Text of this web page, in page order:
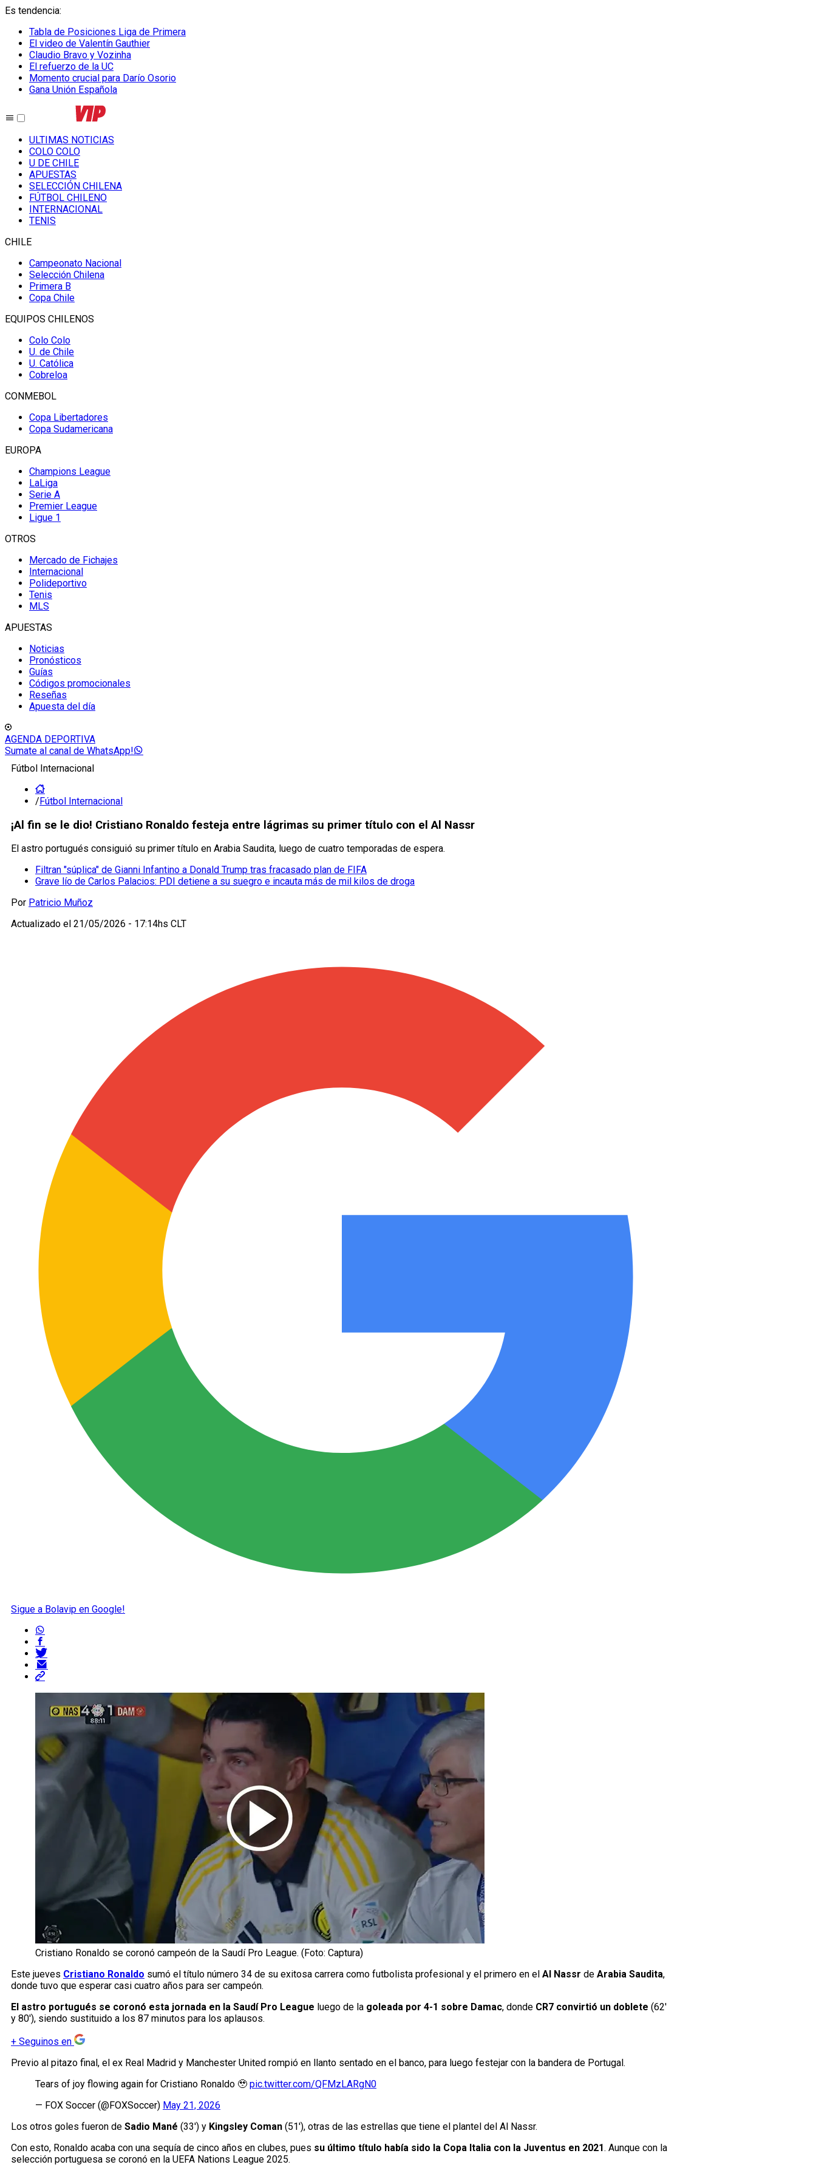
Es tendencia:
Tabla de Posiciones Liga de Primera
El video de Valentín Gauthier
Claudio Bravo y Vozinha
El refuerzo de la UC
Momento crucial para Darío Osorio
Gana Unión Española
ULTIMAS NOTICIAS
COLO COLO
U DE CHILE
APUESTAS
SELECCIÓN CHILENA
FÚTBOL CHILENO
INTERNACIONAL
TENIS
CHILE
Campeonato Nacional
Selección Chilena
Primera B
Copa Chile
EQUIPOS CHILENOS
Colo Colo
U. de Chile
U. Católica
Cobreloa
CONMEBOL
Copa Libertadores
Copa Sudamericana
EUROPA
Champions League
LaLiga
Serie A
Premier League
Ligue 1
OTROS
Mercado de Fichajes
Internacional
Polideportivo
Tenis
MLS
APUESTAS
Noticias
Pronósticos
Guías
Códigos promocionales
Reseñas
Apuesta del día
AGENDA DEPORTIVA
Sumate al canal de WhatsApp!
Fútbol Internacional
/Fútbol Internacional
¡Al fin se le dio! Cristiano Ronaldo festeja entre lágrimas su primer título con el Al Nassr
El astro portugués consiguió su primer título en Arabia Saudita, luego de cuatro temporadas de espera.
Filtran "súplica" de Gianni Infantino a Donald Trump tras fracasado plan de FIFA
Grave lío de Carlos Palacios: PDI detiene a su suegro e incauta más de mil kilos de droga
Por Patricio Muñoz
Actualizado el 21/05/2026 - 17:14hs CLT
Sigue a Bolavip en Google!
Cristiano Ronaldo se coronó campeón de la Saudí Pro League. (Foto: Captura)
Este jueves Cristiano Ronaldo sumó el título número 34 de su exitosa carrera como futbolista profesional y el primero en el Al Nassr de Arabia Saudita,
donde tuvo que esperar casi cuatro años para ser campeón.
El astro portugués se coronó esta jornada en la Saudí Pro League luego de la goleada por 4-1 sobre Damac, donde CR7 convirtió un doblete (62′
y 80′), siendo sustituido a los 87 minutos para los aplausos.
+ Seguinos en
Previo al pitazo final, el ex Real Madrid y Manchester United rompió en llanto sentado en el banco, para luego festejar con la bandera de Portugal.
Tears of joy flowing again for Cristiano Ronaldo 🥹 pic.twitter.com/QFMzLARgN0
— FOX Soccer (@FOXSoccer) May 21, 2026
Los otros goles fueron de Sadio Mané (33′) y Kingsley Coman (51′), otras de las estrellas que tiene el plantel del Al Nassr.
Con esto, Ronaldo acaba con una sequía de cinco años en clubes, pues su último título había sido la Copa Italia con la Juventus en 2021. Aunque con la
selección portuguesa se coronó en la UEFA Nations League 2025.